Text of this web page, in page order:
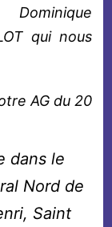
qui nous
AG du 20
dans le
Nord de
Saint